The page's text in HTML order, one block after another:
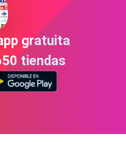
gratuita
tiendas